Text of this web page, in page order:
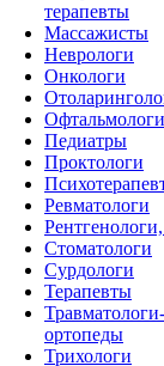
терапевты
Массажисты
Неврологи
Онкологи
Офтальмологи
Педиатры
Проктологи
Ревматологи
Стоматологи
Сурдологи
Терапевты
Травматологи-
ортопеды
Трихологи